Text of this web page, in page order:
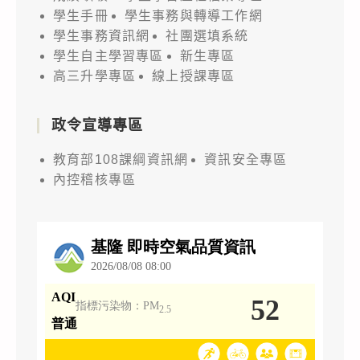
學生手冊
學生事務與轉導工作網
學生事務資訊網
社團選填系統
學生自主學習專區
新生專區
高三升學專區
線上授課專區
政令宣導專區
教育部108課綱資訊網
資訊安全專區
內控稽核專區